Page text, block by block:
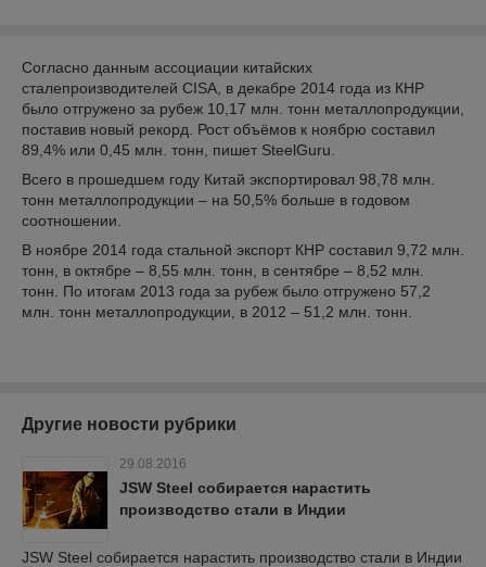
Согласно данным ассоциации китайских
сталепроизводителей CISA, в декабре 2014 года из КНР
было отгружено за рубеж 10,17 млн. тонн металлопродукции,
поставив новый рекорд. Рост объёмов к ноябрю составил
89,4% или 0,45 млн. тонн, пишет SteelGuru.
Всего в прошедшем году Китай экспортировал 98,78 млн.
тонн металлопродукции – на 50,5% больше в годовом
соотношении.
В ноябре 2014 года стальной экспорт КНР составил 9,72 млн.
тонн, в октябре – 8,55 млн. тонн, в сентябре – 8,52 млн.
тонн. По итогам 2013 года за рубеж было отгружено 57,2
млн. тонн металлопродукции, в 2012 – 51,2 млн. тонн.
Другие новости рубрики
29.08.2016
JSW Steel собирается нарастить
производство стали в Индии
JSW Steel собирается нарастить производство стали в Индии